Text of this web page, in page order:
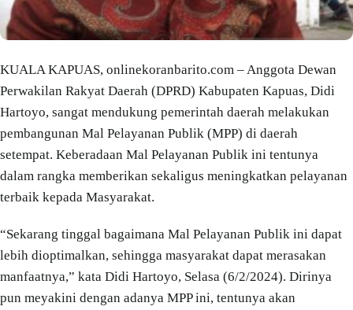
KUALA KAPUAS, onlinekoranbarito.com – Anggota Dewan
Perwakilan Rakyat Daerah (DPRD) Kabupaten Kapuas, Didi
Hartoyo, sangat mendukung pemerintah daerah melakukan
pembangunan Mal Pelayanan Publik (MPP) di daerah
setempat. Keberadaan Mal Pelayanan Publik ini tentunya
dalam rangka memberikan sekaligus meningkatkan pelayanan
terbaik kepada Masyarakat.
“Sekarang tinggal bagaimana Mal Pelayanan Publik ini dapat
lebih dioptimalkan, sehingga masyarakat dapat merasakan
manfaatnya,” kata Didi Hartoyo, Selasa (6/2/2024). Dirinya
pun meyakini dengan adanya MPP ini, tentunya akan